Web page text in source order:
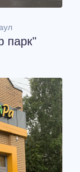
парк"